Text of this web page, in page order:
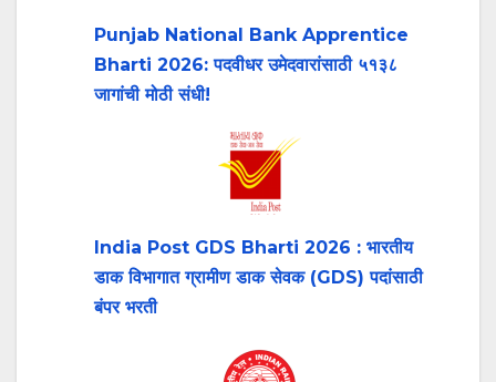
Punjab National Bank Apprentice
Bharti 2026: पदवीधर उमेदवारांसाठी ५१३८
जागांची मोठी संधी!
India Post GDS Bharti 2026 : भारतीय
डाक विभागात ग्रामीण डाक सेवक (GDS) पदांसाठी
बंपर भरती